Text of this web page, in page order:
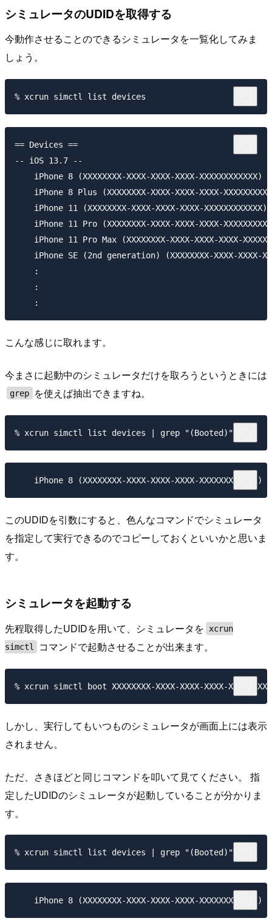
シミュレータのUDIDを取得する
今動作させることのできるシミュレータを一覧化してみま
しょう。
== Devices ==
-- iOS 13.7 --
iPhone 8 (XXXXXXXX-XXXX-XXXX-XXXX-XXXXXXXXXXXX)
iPhone 8 Plus (XXXXXXXX-XXXX-XXXX-XXXX-
iPhone 11 (XXXXXXXX-XXXX-XXXX-XXXX-
iPhone 11 Pro (XXXXXXXX-XXXX-XXXX-XXXX-
iPhone 11 Pro Max (XXXXXXXX-XXXX-XXXX-XXXX-
iPhone SE (2nd generation) (XXXXXXXX-XXXX-XXXX-
    :
    :
こんな感じに取れます。
今まさに起動中のシミュレータだけを取ろうというときには
grep を使えば抽出できますね。
このUDIDを引数にすると、色んなコマンドでシミュレータ
を指定して実行できるのでコピーしておくといいかと思いま
す。
シミュレータを起動する
先程取得したUDIDを用いて、シミュレータを
xcrun
simctl
コマンドで起動させることが出来ます。
しかし、実行してもいつものシミュレータが画面上には表示
されません。
ただ、さきほどと同じコマンドを叩いて見てください。 指
定したUDIDのシミュレータが起動していることが分かりま
す。